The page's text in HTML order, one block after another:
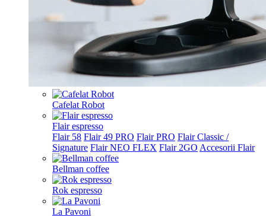
Cafelat Robot
Flair espresso
Flair 58 Flair 49 PRO Flair PRO Flair Classic /
Signature Flair NEO FLEX Flair 2GO Accesorii Flair
Bellman coffee
Rok espresso
La Pavoni